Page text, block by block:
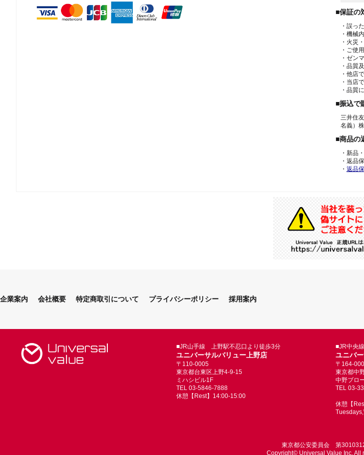
■保証の
・誤っ
・機械
・火災
・ご使
・ゼン
・品質
・他店
・当店
・品質
■振込で
三井住
名義）
■商品の
・新品
・返品
・ 返品
企業案内 会社概要 特定商取引について プライバシーポリシー 採用案内
■JR山手線 上野駅不忍口より徒歩3分
ユニバーサルバリュー上野店
〒110-0005
東京都台東区上野4-9-15
ミハシビル1F
TEL 03-5846-7888
休憩【Rest】14:00-15:00
■JR中央
ユニバ
〒164-
東京都中
中野ブロ
TEL 03-
休憩【
東京都公安委員会 第
Copyright© Universal Value Inc. All